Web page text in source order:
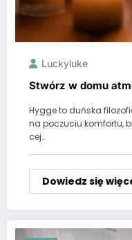
Luckyluke
Stwórz w domu
Hygge to duńska
na poczuciu komfortu,
cej…
Dowiedz się